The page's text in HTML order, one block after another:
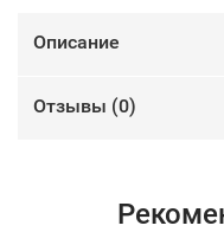
Описание
Отзывы (0)